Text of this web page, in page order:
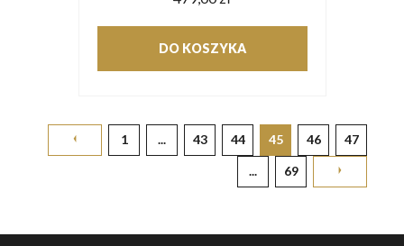
DO KOSZYKA
1 ... 43 44 45 46 47
... 69